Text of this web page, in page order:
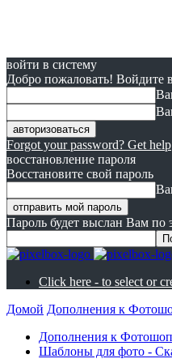
войти в систему
Добро пожаловать! Войдите
Forgot your password? Get help
восстановление пароля
Восстановите свой пароль
Пароль будет выслан Вам по
Click here - to select or
Домой Дополнения к
Дополнения к
Шаблоны для фото -